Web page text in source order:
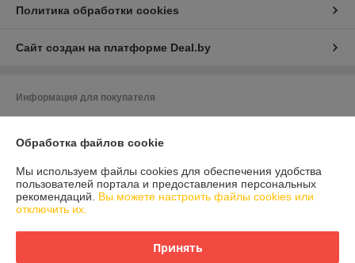
Политика обработки cookies
Сайт создан на платформе Deal.by
Информация для покупателя
УНП: 193543133
Регистрационный орган: Минский горисполком
Дата регистрации компании: 04.05.2021
Обработка файлов cookie
Мы используем файлы cookies для обеспечения удобства
пользователей портала и предоставления персональных
рекомендаций. Вы можете настроить файлы cookies или
отключить их.
Принять